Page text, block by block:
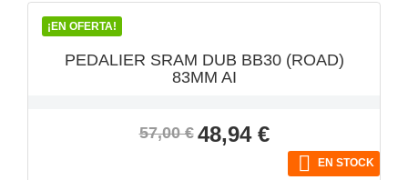
¡EN OFERTA!
PEDALIER SRAM DUB BB30 (ROAD)
83MM AI
Precio
57,00 € Precio
48,94 €
 EN STOCK